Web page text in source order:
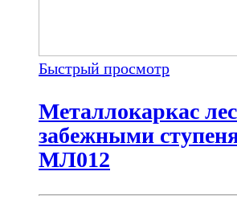
Быстрый просмотр
Металлокаркас
забежными
МЛ012